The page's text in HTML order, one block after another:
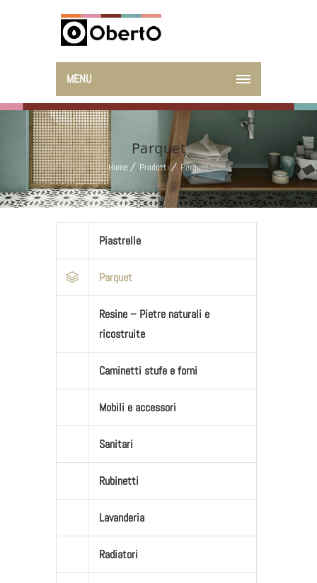
MENU
Parquet
Home Prodotti Parquet
Piastrelle
Parquet
Resine – Pietre naturali e
ricostruite
Caminetti stufe e forni
Mobili e accessori
Sanitari
Rubinetti
Lavanderia
Radiatori